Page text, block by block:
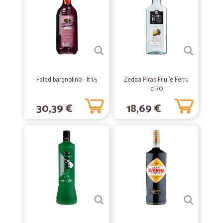
Mi sono trovata molto bene. Precisi e attenti lungo il viaggio del mio
pacco. Tutto ok.forse un pochino alto il prezzo della spedizione
30/06/2020
—Maurizio F.
Ottimo soddisfatto
27/12/2019
— Laura P.
I prodotti richiestiwsono stati consegnati nei tempi previsti. Tutto ok
Continuate cosi
Consegna in tempo, pacco integro. Li raccomando.
Faled bargnolino - lt.1,5
30,39 €
Zedda Piras Filu 'e Ferru
cl.70
18,69 €